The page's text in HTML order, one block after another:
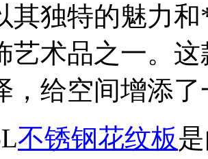
其独特的魅力
艺术品之一。
，给空间增添
不锈钢花纹板